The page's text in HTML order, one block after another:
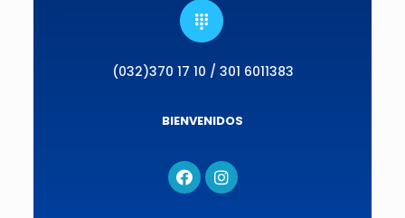
(032)370 17 10 / 301 6011383
BIENVENIDOS